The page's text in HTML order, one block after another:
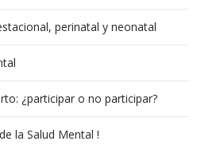
perinatal y neonatal
¿participar o no participar?
la Salud Mental !